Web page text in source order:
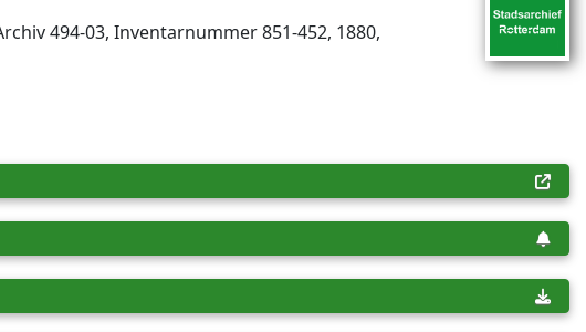
494-03, Inventar­nummer 851-452, 1880,